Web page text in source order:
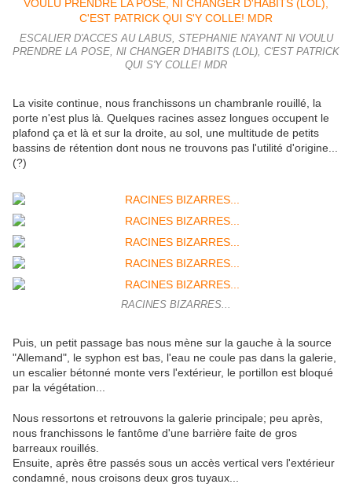
ESCALIER D'ACCES AU LABUS, STEPHANIE N'AYANT NI VOULU
PRENDRE LA POSE, NI CHANGER D'HABITS (LOL), C'EST PATRICK
QUI S'Y COLLE! MDR
La visite continue, nous franchissons un chambranle rouillé, la
porte n'est plus là. Quelques racines assez longues occupent le
plafond ça et là et sur la droite, au sol, une multitude de petits
bassins de rétention dont nous ne trouvons pas l'utilité d'origine...
(?)
RACINES BIZARRES...
Puis, un petit passage bas nous mène sur la gauche à la source
"Allemand", le syphon est bas, l'eau ne coule pas dans la galerie,
un escalier bétonné monte vers l'extérieur, le portillon est bloqué
par la végétation...
Nous ressortons et retrouvons la galerie principale; peu après,
nous franchissons le fantôme d'une barrière faite de gros
barreaux rouillés.
Ensuite, après être passés sous un accès vertical vers l'extérieur
condamné, nous croisons deux gros tuyaux...